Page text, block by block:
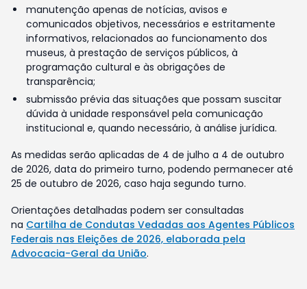
manutenção apenas de notícias, avisos e
comunicados objetivos, necessários e estritamente
informativos, relacionados ao funcionamento dos
museus, à prestação de serviços públicos, à
programação cultural e às obrigações de
transparência;
submissão prévia das situações que possam suscitar
dúvida à unidade responsável pela comunicação
institucional e, quando necessário, à análise jurídica.
As medidas serão aplicadas de 4 de julho a 4 de outubro
de 2026, data do primeiro turno, podendo permanecer até
25 de outubro de 2026, caso haja segundo turno.
Orientações detalhadas podem ser consultadas
na Cartilha de Condutas Vedadas aos Agentes Públicos
Federais nas Eleições de 2026, elaborada pela
Advocacia-Geral da União.